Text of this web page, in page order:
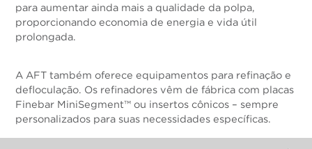
para aumentar ainda mais a qualidade da polpa,
proporcionando economia de energia e vida útil
prolongada.
A AFT também oferece equipamentos para refinação e
defloculação. Os refinadores vêm de fábrica com placas
Finebar MiniSegment™ ou insertos cônicos – sempre
personalizados para suas necessidades específicas.